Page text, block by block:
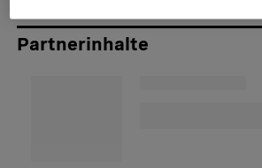
Partnerinhalte